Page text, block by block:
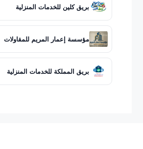
بريق كلين للخدمات المنزلية
مؤسسة إعمار المريم للمقاولات
بريق المملكة للخدمات المنزلية